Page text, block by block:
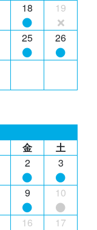
18 19
25 26
金
土
2 3
9 10
16 17